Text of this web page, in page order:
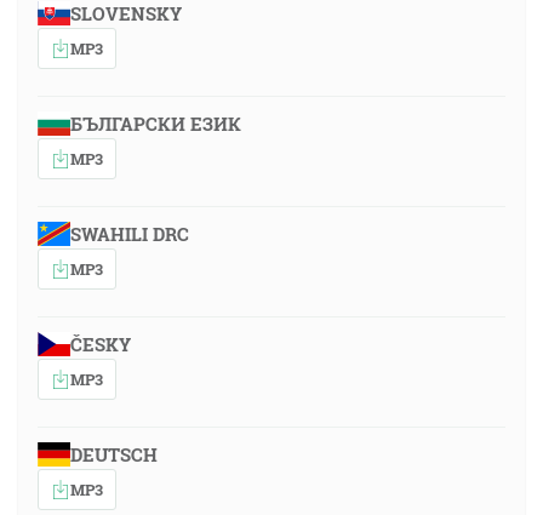
SLOVENSKY
MP3
БЪЛГАРСКИ ЕЗИК
MP3
SWAHILI DRC
MP3
ČESKY
MP3
DEUTSCH
MP3